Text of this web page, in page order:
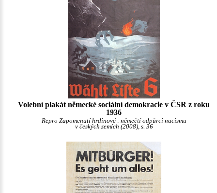
Volební plakát německé sociální demokracie v ČSR z roku
1936
Repro Zapomenutí hrdinové : němečtí odpůrci nacismu
v českých zemích (2008), s. 36